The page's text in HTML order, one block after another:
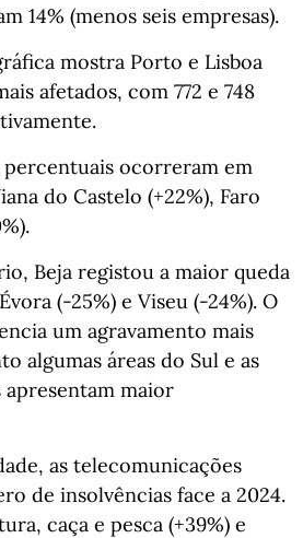
14% (menos seis empresas).
mostra Porto e Lisboa
afetados, com 772 e 748
percentuais ocorreram em
do Castelo (+22%), Faro
Beja registou a maior queda
(-25%) e Viseu (-24%). O
um agravamento mais
algumas áreas do Sul e as
maior
as telecomunicações
de insolvências face a 2024.
caça e pesca (+39%) e